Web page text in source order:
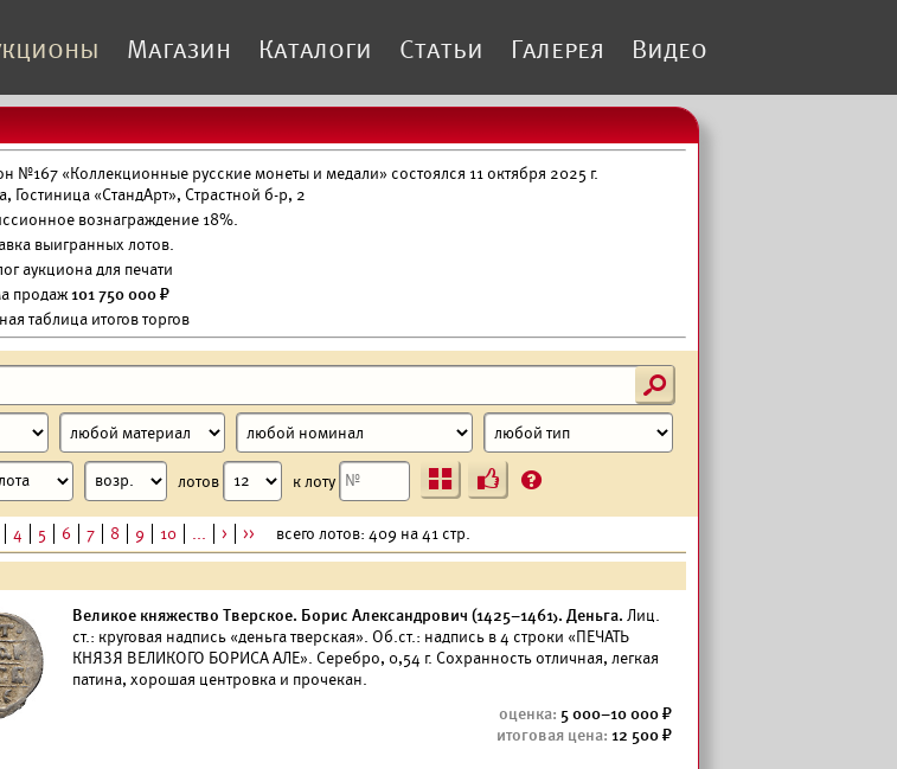
Магазин Каталоги Статьи Галерея Видео
№167 «Коллекционные русские монеты и медали» состоялся 11 октября 2025 г.
Гостиница «СтандАрт», Страстной б-р, 2
вознаграждение 18%.
выигранных лотов.
аукциона для печати
продаж101 750 000 ₽
таблица итогов торгов
s
лотов к лоту Ъ ?
4 5 6 7 8 9 10 ... > >> всего лотов: 409 на 41 стр.
Великое княжество Тверское. Борис Александрович (1425–1461). Деньга. Лиц.
ст.: круговая надпись «деньга тверская». Об.ст.: надпись в 4 строки «ПЕЧАТЬ
КНЯЗЯ ВЕЛИКОГО БОРИСА АЛЕ». Серебро, 0,54 г. Сохранность отличная, легкая
патина, хорошая центровка и прочекан.
5 000–10 000
12 500